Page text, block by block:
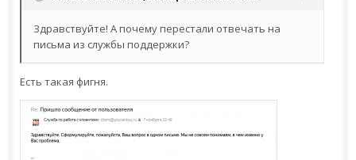
Здравствуйте! А почему перестали отвечать на
письма из службы поддержки?
Есть такая фигня.